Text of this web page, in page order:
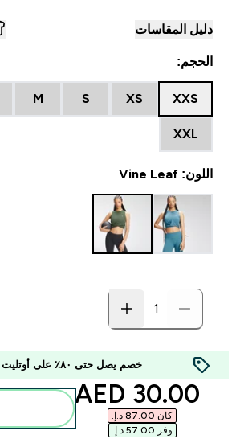
دليل المقاسات
الحجم:
XXS
XS
S
M
XXL
اللون: Vine Leaf
خصم يصل حتى ٨٠٪ على أوتليت الملابس
discounted price
30.00 AED‎
كان ‏87.00 د.إ.‏‎
وفر ‏57.00 د.إ.‏‎